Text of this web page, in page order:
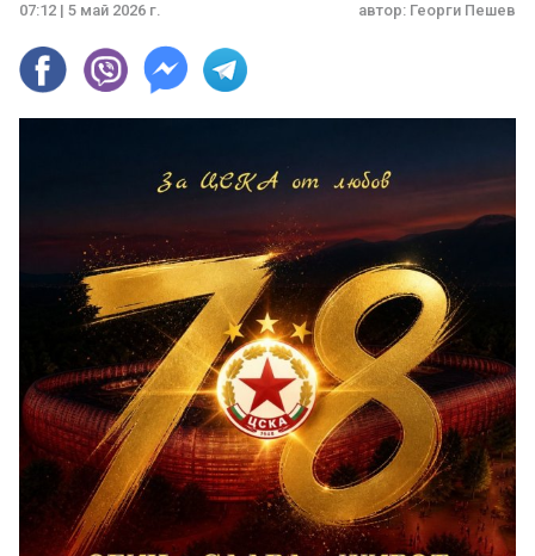
07:12 | 5 май 2026 г. автор: Георги Пешев